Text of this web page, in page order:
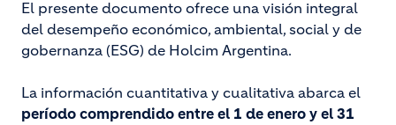
El presente documento ofrece una visión integral
del desempeño económico, ambiental, social y de
gobernanza (ESG) de Holcim Argentina.
La información cuantitativa y cualitativa abarca el
período comprendido entre el 1 de enero y el 31